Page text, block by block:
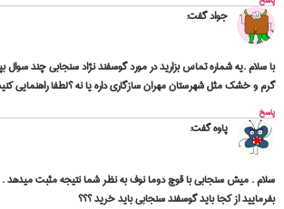
جوادگفت:
با سلام .یه شماره تماس بزارید در مورد گوسفند نژاد سنجابی چند سوال
گرم و خشک مثل شهرستان مهران سازگاری داره یا نه ؟لطفا راهنمایی
پاسخ
پاوهگفت:
سلام . میش سنجابی با قوچ دوما نوف به نظر شما نتیجه مثبت میدهد .
بفرمایید از کجا باید گوسفند سنجابی باید خرید ؟؟؟